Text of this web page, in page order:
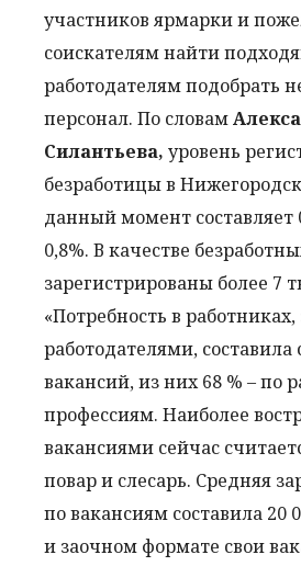
участников ярмарки и
соискателям найти
работодателям подобрать
персонал. По словам
Силантьева, уровень
безработицы в
данный момент составляет
0,8%. В качестве
зарегистрированы более 7
«Потребность в
работодателями,
вакансий, из них 68 % – по
профессиям. Наиболее
вакансиями сейчас
повар и слесарь. Средняя
по вакансиям составила 20
и заочном формате свои